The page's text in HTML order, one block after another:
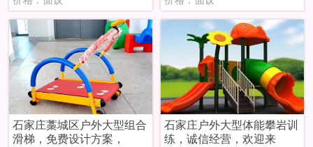
石家庄藁城区户外大型组合
滑梯，免费设计方案，
石家庄户外大型体能攀岩训
练，诚信经营，欢迎来